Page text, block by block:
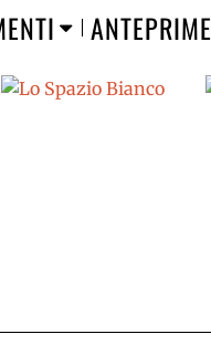
ANTEPRIME